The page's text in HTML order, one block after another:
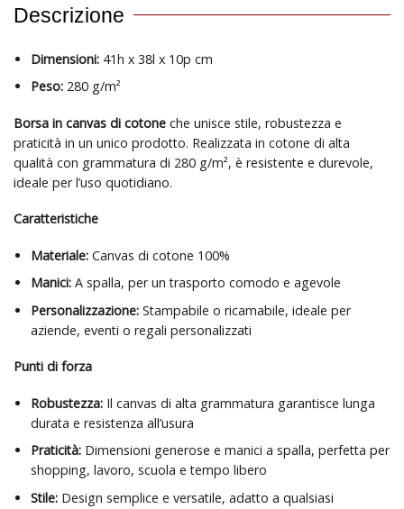
Descrizione
Dimensioni:41h x 38l x 10p cm
Peso:280 g/m²
Borsa in canvas di cotone che unisce stile, robustezza e
praticità in un unico prodotto. Realizzata in cotone di alta
qualità con grammatura di 280 g/m², è resistente e durevole,
ideale per l’uso quotidiano.
Caratteristiche
Materiale:Canvas di cotone 100%
Manici:A spalla, per un trasporto comodo e agevole
Personalizzazione:Stampabile o ricamabile, ideale per
aziende, eventi o regali personalizzati
Punti di forza
Robustezza:Il canvas di alta grammatura garantisce lunga
durata e resistenza all’usura
Praticità:Dimensioni generose e manici a spalla, perfetta per
shopping, lavoro, scuola e tempo libero
Stile:Design semplice e versatile, adatto a qualsiasi